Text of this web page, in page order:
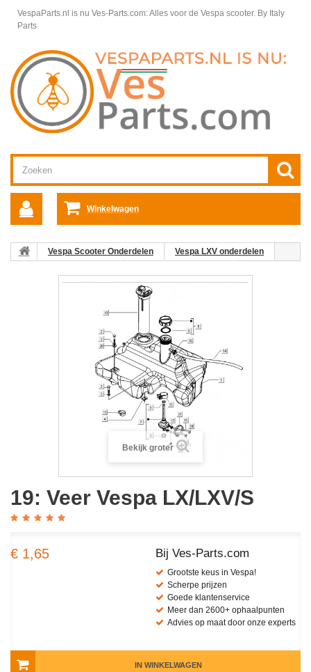
VespaParts.nl is nu Ves-Parts.com: Alles voor de Vespa scooter. By Italy
Parts
Winkelwagen
Vespa Scooter Onderdelen
Vespa LXV onderdelen
Vespa LX/LXV/S
Bekijk groter
19: Veer Vespa LX/LXV/S
€ 1,65 Bij Ves-Parts.com
Grootste keus in Vespa!
Scherpe prijzen
Goede klantenservice
Meer dan 2600+ ophaalpunten
Advies op maat door onze experts
IN WINKELWAGEN